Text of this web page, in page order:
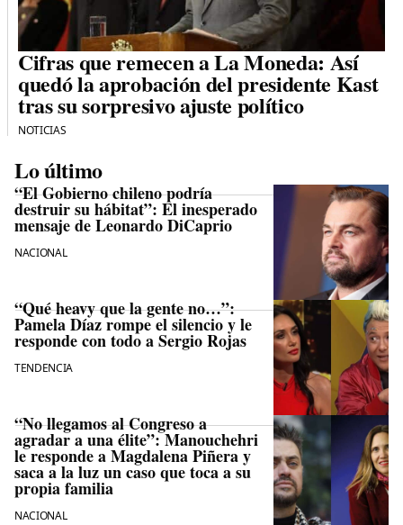
Cifras que remecen a La Moneda: Así
quedó la aprobación del presidente Kast
tras su sorpresivo ajuste político
NOTICIAS
Lo último
“El Gobierno chileno podría
destruir su hábitat”: El inesperado
mensaje de Leonardo DiCaprio
NACIONAL
“Qué heavy que la gente no…”:
Pamela Díaz rompe el silencio y le
responde con todo a Sergio Rojas
TENDENCIA
“No llegamos al Congreso a
agradar a una élite”: Manouchehri
le responde a Magdalena Piñera y
saca a la luz un caso que toca a su
propia familia
NACIONAL